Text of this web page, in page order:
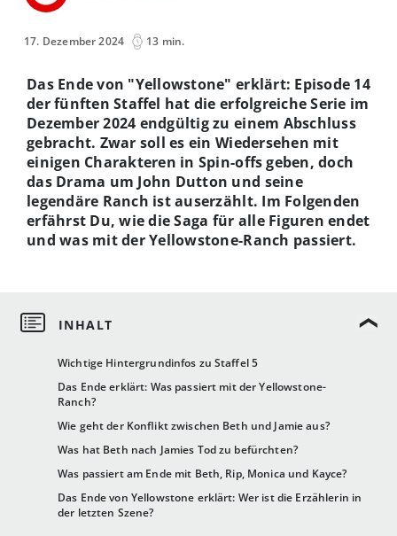
17. Dezember 2024 13 min.
Wichtige Hintergrundinfos zu Staffel 5
Das Ende erklärt: Was passiert mit der Yellowstone-
Ranch?
Wie geht der Konflikt zwischen Beth und Jamie aus?
Was hat Beth nach Jamies Tod zu befürchten?
Was passiert am Ende mit Beth, Rip, Monica und Kayce?
Das Ende von Yellowstone erklärt: Wer ist die Erzählerin in
der letzten Szene?
Das Ende von "Yellowstone" erklärt: Episode 14
der fünften Staffel hat die erfolgreiche Serie im
Dezember 2024 endgültig zu einem Abschluss
gebracht. Zwar soll es ein Wiedersehen mit
einigen Charakteren in Spin-offs geben, doch
das Drama um John Dutton und seine
legendäre Ranch ist auserzählt. Im Folgenden
erfährst Du, wie die Saga für alle Figuren endet
und was mit der Yellowstone-Ranch passiert.